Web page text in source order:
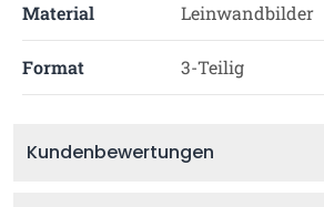
Material Leinwandbilder
Format 3-Teilig
Kundenbewertungen